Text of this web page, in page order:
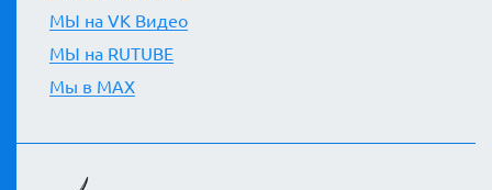
МЫ на VK Видео
МЫ на RUTUBE
Мы в MAX